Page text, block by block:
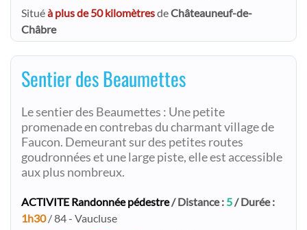
Situéà plus de 50 kilomètresdeChâteauneuf-de-
Châbre
Sentier des Beaumettes
Le sentier des Beaumettes : Une petite
promenade en contrebas du charmant village de
Faucon. Demeurant sur des petites routes
goudronnées et une large piste, elle est accessible
aux plus nombreux.
ACTIVITE Randonnée pédestre/ Distance : 5 / Durée :
1h30/ 84 - Vaucluse